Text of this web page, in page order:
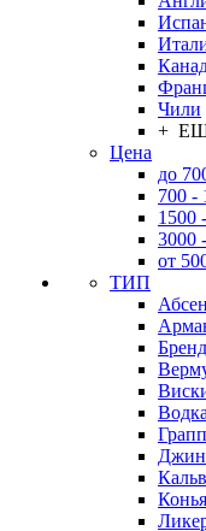
Чили
+
Цена
до
700 -
1500
3000
от
ТИП
Водка
Джин